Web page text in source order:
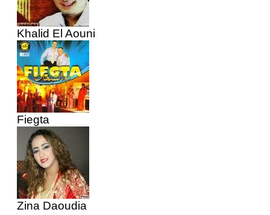
Khalid El Aouni
Fiegta
Zina Daoudia